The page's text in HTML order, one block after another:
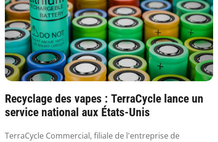
Recyclage des vapes : TerraCycle lance un
service national aux États-Unis
TerraCycle Commercial, filiale de l'entreprise de